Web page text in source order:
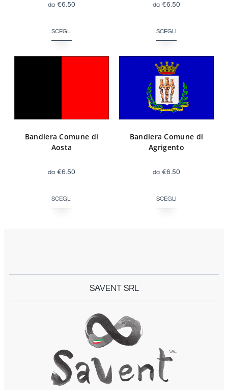
€6.50
SCEGLI
€6.50
SCEGLI
Bandiera Comune di
Aosta
€6.50
SCEGLI
Bandiera Comune di
Agrigento
€6.50
SCEGLI
SAVENT SRL